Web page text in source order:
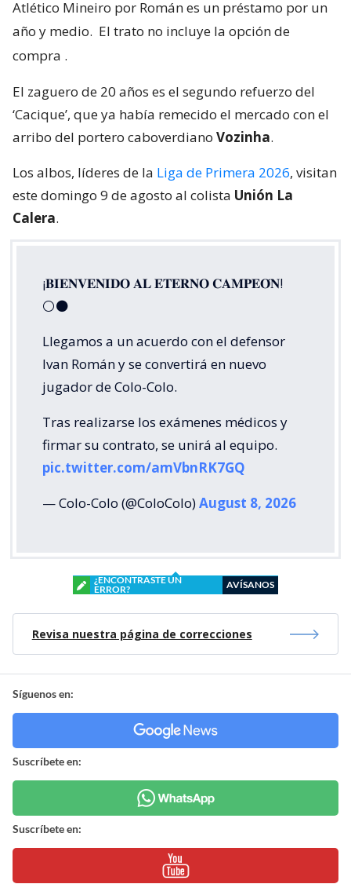
Atlético Mineiro por Román es un préstamo por un
año y medio. El trato no incluye la opción de
compra .
El zaguero de 20 años es el segundo refuerzo del
‘Cacique’, que ya había remecido el mercado con el
arribo del portero caboverdiano Vozinha.
Los albos, líderes de la Liga de Primera 2026, visitan
este domingo 9 de agosto al colista Unión La
Calera.
¡𝐁𝐈𝐄𝐍𝐕𝐄𝐍𝐈𝐃𝐎 𝐀𝐋 𝐄𝐓𝐄𝐑𝐍𝐎 𝐂𝐀𝐌𝐏𝐄𝐎́𝐍!
⚪⚫
Llegamos a un acuerdo con el defensor
Ivan Román y se convertirá en nuevo
jugador de Colo-Colo.
Tras realizarse los exámenes médicos y
firmar su contrato, se unirá al equipo.
pic.twitter.com/amVbnRK7GQ
— Colo-Colo (@ColoColo)August 8, 2026
¿ENCONTRASTE UN
ERROR?
AVÍSANOS
Revisa nuestra página de correcciones
Síguenos en:
Suscríbete en:
Suscríbete en: